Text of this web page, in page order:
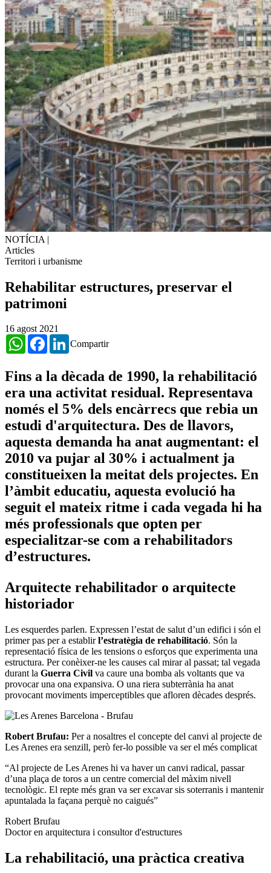
NOTÍCIA |
Articles
Territori i urbanisme
​Rehabilitar estructures, preservar el
patrimoni
16 agost 2021
Compartir
WhatsAppFacebookLinkedIn
Fins a la dècada de 1990, la rehabilitació
era una activitat residual. Representava
només el 5% dels encàrrecs que rebia un
estudi d'arquitectura. Des de llavors,
aquesta demanda ha anat augmentant: el
2010 va pujar al 30% i actualment ja
constitueixen la meitat dels projectes. En
l’àmbit educatiu, aquesta evolució ha
seguit el mateix ritme i cada vegada hi ha
més professionals que opten per
especialitzar-se com a rehabilitadors
d’estructures.
Arquitecte rehabilitador o arquitecte
historiador
Les esquerdes parlen. Expressen l’estat de salut d’un edifici i són el
primer pas per a establirl’estratègia de rehabilitació. Són la
representació física de les tensions o esforços que experimenta una
estructura. Per conèixer-ne les causes cal mirar al passat; tal vegada
durant la Guerra Civil va caure una bomba als voltants que va
provocar una ona expansiva. O una riera subterrània ha anat
provocant moviments imperceptibles que afloren dècades després.​
Robert Brufau: Per a nosaltres el concepte del canvi al projecte de
Les Arenes era senzill, però fer-lo possible va ser el més complicat
“Al projecte de Les Arenes hi va haver un canvi radical, passar
d’una plaça de toros a un centre comercial del màxim nivell
tecnològic. El repte més gran va ser excavar sis soterranis i mantenir
apuntalada la façana perquè no caigués”
Robert Brufau
Doctor en arquitectura i consultor d'estructures
La rehabilitació, una pràctica creativa